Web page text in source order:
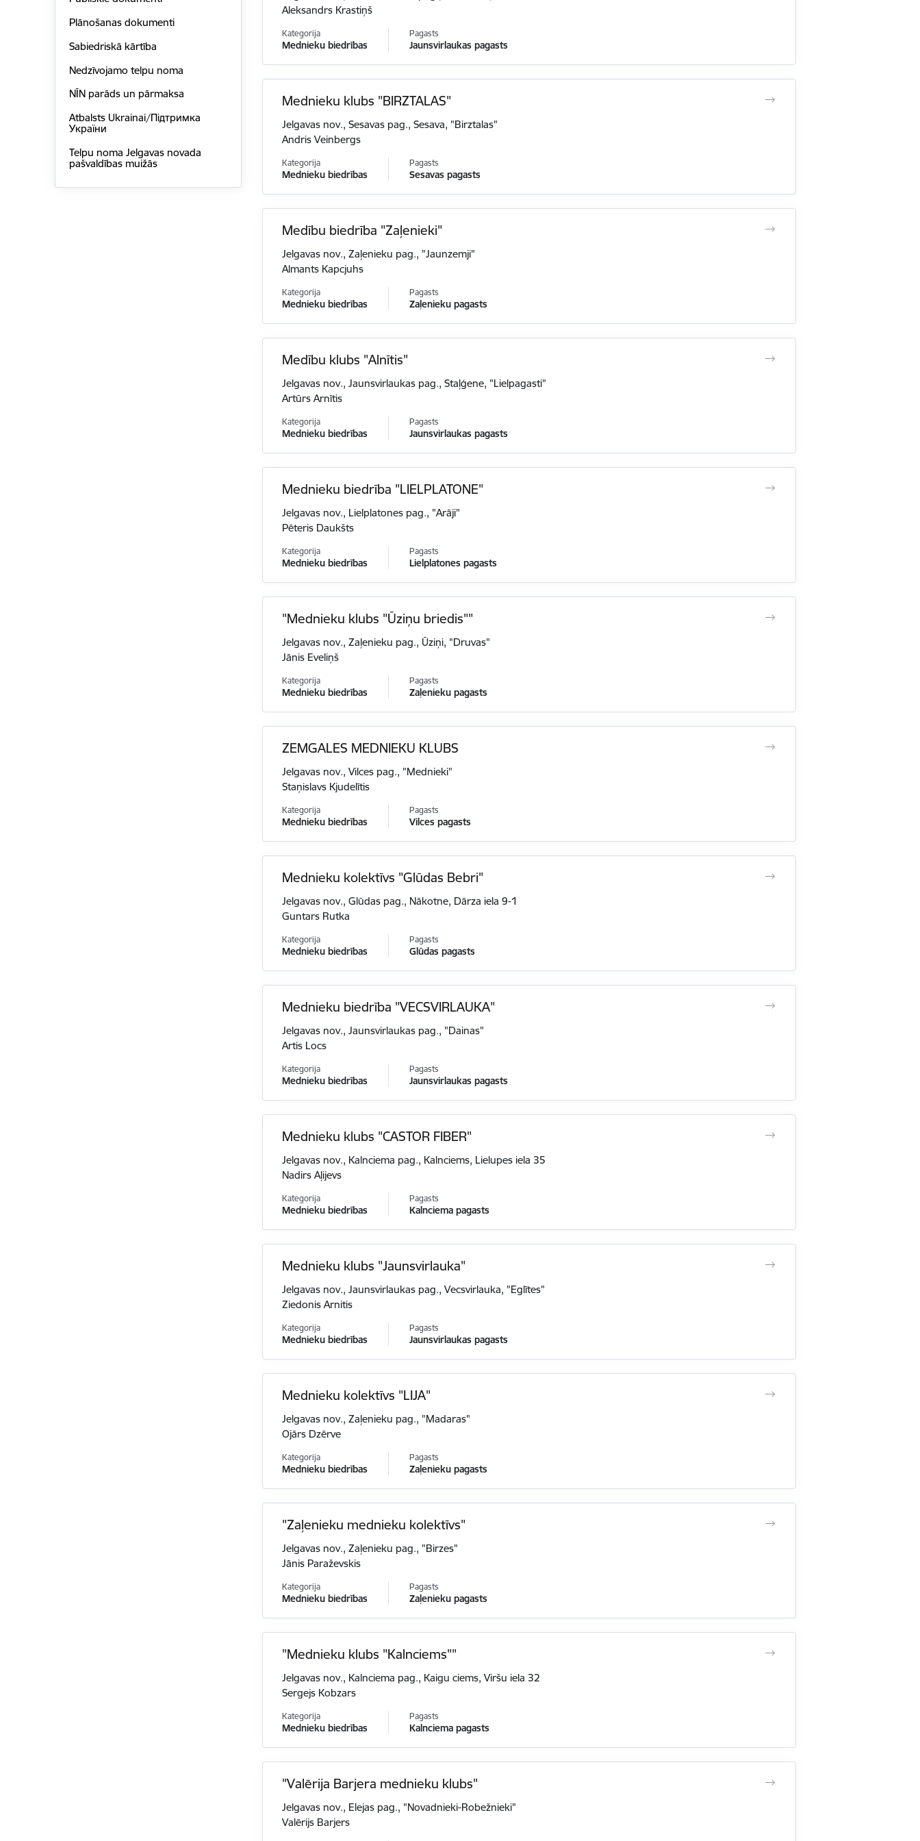
Plānošanas dokumenti
Sabiedriskā kārtība
Nedzīvojamo telpu noma
NĪN parāds un pārmaksa
Atbalsts Ukrainai/Підтримка
України
Telpu noma Jelgavas novada
pašvaldības muižās
Aleksandrs Krastiņš
Kategorija
Mednieku biedrības
Pagasts
Jaunsvirlaukas pagasts
Mednieku klubs "BIRZTALAS"
Jelgavas nov., Sesavas pag., Sesava, "Birztalas"
Andris Veinbergs
Kategorija
Mednieku biedrības
Pagasts
Sesavas pagasts
Medību biedrība "Zaļenieki"
Jelgavas nov., Zaļenieku pag., "Jaunzemji"
Almants Kapcjuhs
Kategorija
Mednieku biedrības
Pagasts
Zaļenieku pagasts
Medību klubs "Alnītis"
Jelgavas nov., Jaunsvirlaukas pag., Staļģene, "Lielpagasti"
Artūrs Arnītis
Kategorija
Mednieku biedrības
Pagasts
Jaunsvirlaukas pagasts
Mednieku biedrība "LIELPLATONE"
Jelgavas nov., Lielplatones pag., "Arāji"
Pēteris Daukšts
Kategorija
Mednieku biedrības
Pagasts
Lielplatones pagasts
"Mednieku klubs "Ūziņu briedis""
Jelgavas nov., Zaļenieku pag., Ūziņi, "Druvas"
Jānis Eveliņš
Kategorija
Mednieku biedrības
Pagasts
Zaļenieku pagasts
ZEMGALES MEDNIEKU KLUBS
Jelgavas nov., Vilces pag., "Mednieki"
Staņislavs Kjudelītis
Kategorija
Mednieku biedrības
Pagasts
Vilces pagasts
Mednieku kolektīvs "Glūdas Bebri"
Jelgavas nov., Glūdas pag., Nākotne, Dārza iela 9-1
Guntars Rutka
Kategorija
Mednieku biedrības
Pagasts
Glūdas pagasts
Mednieku biedrība "VECSVIRLAUKA"
Jelgavas nov., Jaunsvirlaukas pag., "Dainas"
Artis Locs
Kategorija
Mednieku biedrības
Pagasts
Jaunsvirlaukas pagasts
Mednieku klubs "CASTOR FIBER"
Jelgavas nov., Kalnciema pag., Kalnciems, Lielupes iela 35
Nadirs Aļijevs
Kategorija
Mednieku biedrības
Pagasts
Kalnciema pagasts
Mednieku klubs "Jaunsvirlauka"
Jelgavas nov., Jaunsvirlaukas pag., Vecsvirlauka, "Eglītes"
Ziedonis Arnitis
Kategorija
Mednieku biedrības
Pagasts
Jaunsvirlaukas pagasts
Mednieku kolektīvs "LIJA"
Jelgavas nov., Zaļenieku pag., "Madaras"
Ojārs Dzērve
Kategorija
Mednieku biedrības
Pagasts
Zaļenieku pagasts
"Zaļenieku mednieku kolektīvs"
Jelgavas nov., Zaļenieku pag., "Birzes"
Jānis Paraževskis
Kategorija
Mednieku biedrības
Pagasts
Zaļenieku pagasts
"Mednieku klubs "Kalnciems""
Jelgavas nov., Kalnciema pag., Kaigu ciems, Viršu iela 32
Sergejs Kobzars
Kategorija
Mednieku biedrības
Pagasts
Kalnciema pagasts
"Valērija Barjera mednieku klubs"
Jelgavas nov., Elejas pag., "Novadnieki-Robežnieki"
Valērijs Barjers